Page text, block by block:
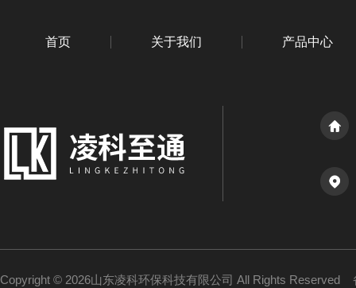
首页 关于我们 产品中心
Copyright © 2026山东凌科环保科技有限公司 All Rights Reserved